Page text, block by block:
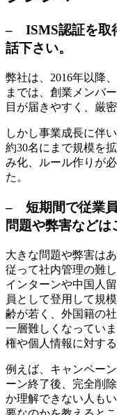
– ISMS認証を取
話下さい。
弊社は、2016年以降
までは、創業メンバ
目が届きやすく、厳
しかし事業成長に伴
約30名にまで規模を
み化、ルール作りが
た。
– 短期間で従業
問題や弊害などは
大きな問題や弊害は
従って社内管理の難
インターンや中国人
員として登用して規
齢が若く、外国籍の
一層難しくなってい
権や個人情報に対す
例えば、キャンペー
ーン終了後、完全削
か理解できない人も